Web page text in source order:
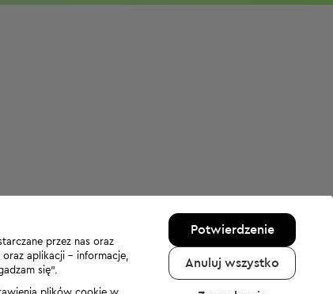
przez nas oraz
aplikacji - informacje,
się”.
Potwierdzenie
Anuluj wszystko